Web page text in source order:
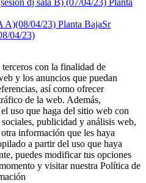
Sr
04/23)
con la finalidad de
y los anuncios que puedan
así como ofrecer
de la web. Además,
uso que haga del sitio web con
publicidad y análisis web,
información que les haya
a partir del uso que haya
puedes modificar tus opciones
y visitar nuestra Política de